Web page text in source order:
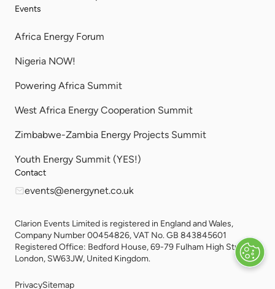
Events
Africa Energy Forum
Nigeria NOW!
Powering Africa Summit
West Africa Energy Cooperation Summit
Zimbabwe-Zambia Energy Projects Summit
Youth Energy Summit (YES!)
Contact
events@energynet.co.uk
Clarion Events Limited is registered in England and Wales,
Company Number 00454826, VAT No. GB 843845601
Registered Office: Bedford House, 69-79 Fulham High Street,
London, SW63JW, United Kingdom.
PrivacySitemap